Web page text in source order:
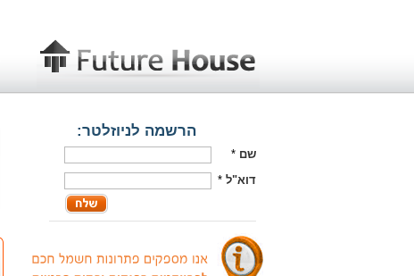
הרשמה לניוזלטר:
שם *
דוא"ל *